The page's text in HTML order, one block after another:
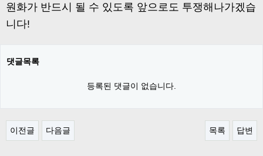
원화가 반드시 될 수 있도록 앞으로도 투쟁해나가겠습
니다!
댓글목록
등록된 댓글이 없습니다.
이전글 다음글 목록 답변